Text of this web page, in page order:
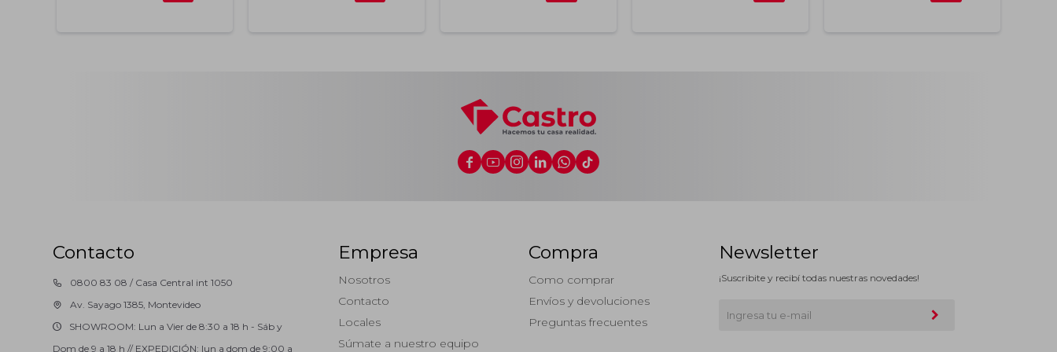
     
Contacto
0800 83 08 / Casa Central int 1050
Av. Sayago 1385, Montevideo
SHOWROOM: Lun a Vier de 8:30 a 18 h - Sáb y
Dom de 9 a 18 h // EXPEDICIÓN: lun a dom de 9:00 a
Empresa
Nosotros
Contacto
Locales
Súmate a nuestro equipo
Compra
Como comprar
Envíos y devoluciones
Preguntas frecuentes
Newsletter
¡Suscribite y recibí todas nuestras novedades!